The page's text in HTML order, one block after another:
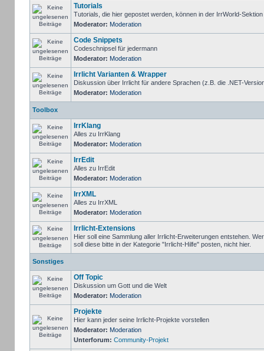
Tutorials
Tutorials, die hier gepostet werden, können in der IrrWorld-
Moderator: Moderation
Code Snippets
Codeschnipsel für jedermann
Moderator: Moderation
Irrlicht Varianten & Wrapper
Diskussion über Irrlicht für andere Sprachen (z.B. die .NET-
Moderator: Moderation
Toolbox
IrrKlang
Alles zu IrrKlang
Moderator: Moderation
IrrEdit
Alles zu IrrEdit
Moderator: Moderation
IrrXML
Alles zu IrrXML
Moderator: Moderation
Irrlicht-Extensions
Hier soll eine Sammlung aller Irrlicht-Erweiterungen entstehen.
soll diese bitte in der Kategorie "Irrlicht-Hilfe" posten, nicht hier.
Sonstiges
Off Topic
Diskussion um Gott und die Welt
Moderator: Moderation
Projekte
Hier kann jeder seine Irrlicht-Projekte vorstellen
Moderator: Moderation
Unterforum: Community-Projekt